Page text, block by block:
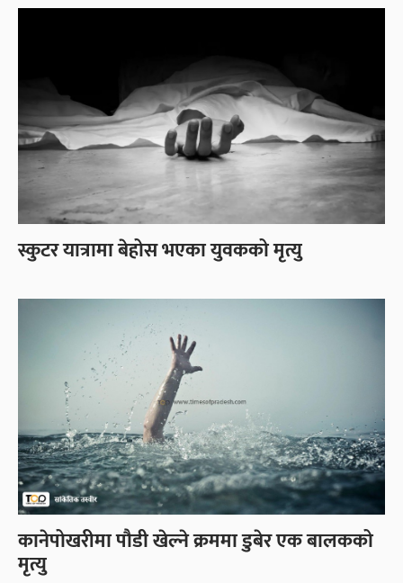
स्कुटर यात्रामा बेहोस भएका युवकको मृत्यु
कानेपोखरीमा पौडी खेल्ने क्रममा डुबेर एक बालकको
मृत्यु